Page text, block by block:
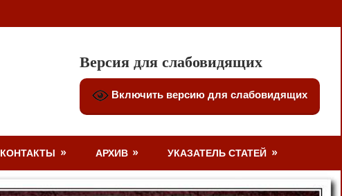
Версия для слабовидящих
Включить версию для слабовидящих
КОНТАКТЫ АРХИВ УКАЗАТЕЛЬ СТАТЕЙ